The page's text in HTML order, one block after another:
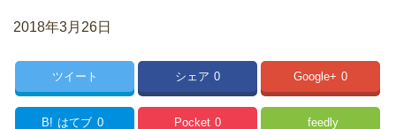
2018年3月26日
ツイート シェア 0 Google+ 0
B! はてブ 0 Pocket 0 feedly